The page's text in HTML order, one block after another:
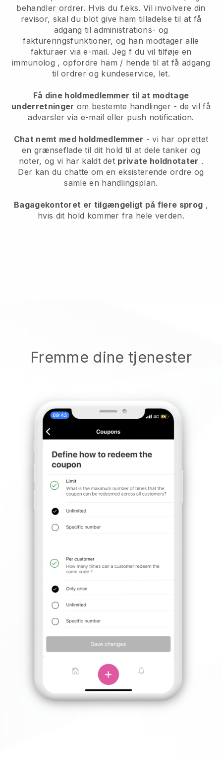
behandler ordrer. Hvis du f.eks. Vil involvere din
revisor, skal du blot give ham tilladelse til at få
adgang til administrations- og
faktureringsfunktioner, og han modtager alle
fakturaer via e-mail. Jegf du vil tilføje en
immunolog , opfordre ham / hende til at få adgang
til ordrer og kundeservice, let.
Få dine holdmedlemmer til at modtage
underretninger om bestemte handlinger - de vil få
advarsler via e-mail eller push notification.
Chat nemt med holdmedlemmer - vi har oprettet
en grænseflade til dit hold til at dele tanker og
noter, og vi har kaldt det private holdnotater .
Der kan du chatte om en eksisterende ordre og
samle en handlingsplan.
Bagagekontoret er tilgængeligt på flere sprog ,
hvis dit hold kommer fra hele verden.
Fremme dine tjenester